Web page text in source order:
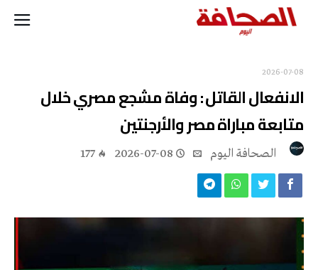
2026-07-08
الانفعال القاتل : وفاة مشجع مصري خلال
متابعة مباراة مصر والأرجنتين
2026-07-08
177